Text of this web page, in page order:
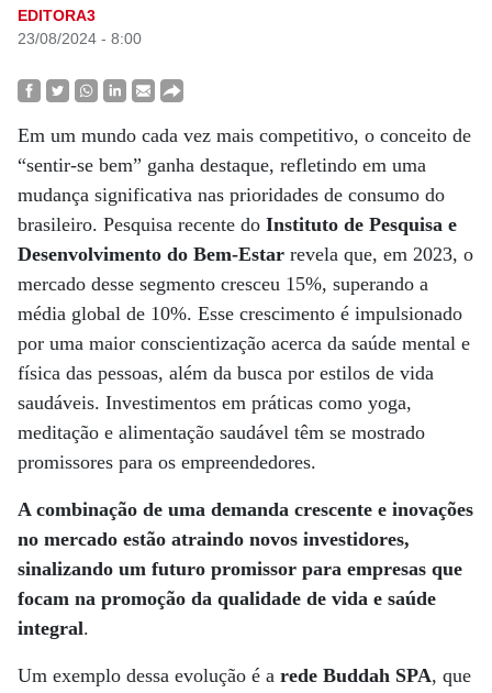
EDITORA3
23/08/2024 - 8:00
Em um mundo cada vez mais competitivo, o conceito de
“sentir-se bem” ganha destaque, refletindo em uma
mudança significativa nas prioridades de consumo do
brasileiro. Pesquisa recente do Instituto de Pesquisa e
Desenvolvimento do Bem-Estar revela que, em 2023, o
mercado desse segmento cresceu 15%, superando a
média global de 10%. Esse crescimento é impulsionado
por uma maior conscientização acerca da saúde mental e
física das pessoas, além da busca por estilos de vida
saudáveis. Investimentos em práticas como yoga,
meditação e alimentação saudável têm se mostrado
promissores para os empreendedores.
A combinação de uma demanda crescente e inovações
no mercado estão atraindo novos investidores,
sinalizando um futuro promissor para empresas que
focam na promoção da qualidade de vida e saúde
integral.
Um exemplo dessa evolução é a rede Buddah SPA, que